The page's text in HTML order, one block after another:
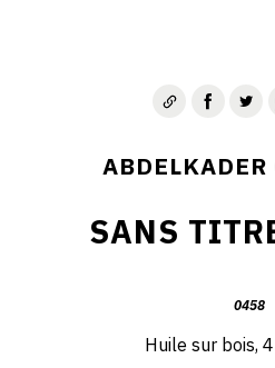
ABDELKADER
SANS
0458
Huile sur bois,